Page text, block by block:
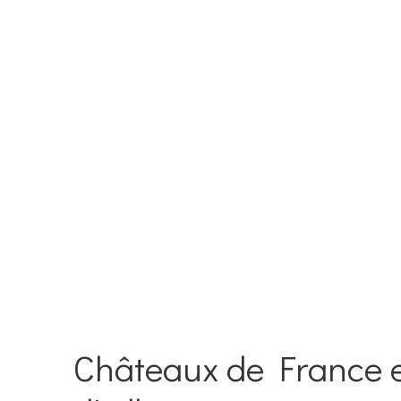
Châteaux de France